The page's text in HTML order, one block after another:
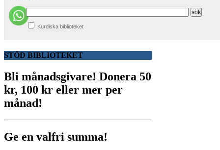
Kurdiska biblioteket
STÖD BIBLIOTEKET
Bli månadsgivare! Donera 50
kr, 100 kr eller mer per
månad!
Ge en valfri summa!